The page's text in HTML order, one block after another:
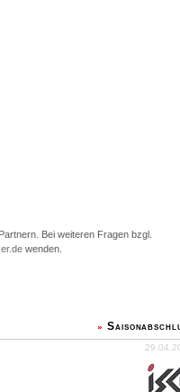
Bei weiteren Fragen bzgl.
wenden.
»